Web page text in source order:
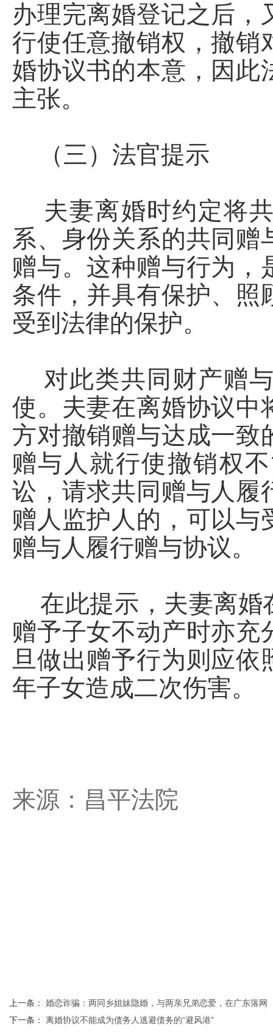
办理完离婚登记之后，
行使任意撤销权，撤销
婚协议书的本意，因此
主张。
（三）法官提示
夫妻离婚时约定将
系、身份关系的共同
赠与。这种赠与行为，
条件，并具有保护、照
受到法律的保护。
对此类共同财产赠
使。夫妻在离婚协议中
方对撤销赠与达成一致
赠与人就行使撤销权
讼，请求共同赠与人履
赠人监护人的，可以与
赠与人履行赠与协议。
在此提示，夫妻离婚
赠予子女不动产时亦充
旦做出赠予行为则应依
年子女造成二次伤害。
来源：昌平法院
上一条： 婚恋诈骗：两同乡姐妹隐婚，与两亲兄弟恋爱，在广东落网
下一条： 离婚协议不能成为债务人逃避债务的“避风港”